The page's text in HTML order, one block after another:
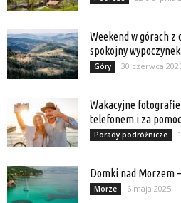
Weekend w górach z
spokojny
Góry 30 czerwca
Wakacyjne
telefonem i za
Porady podróżnicze
Domki nad Morzem
Morze 6 maja 2025